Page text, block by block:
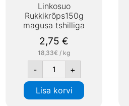
Linkosuo
Rukkikrõps150g
magusa tshilliga
2,75 €
18,33€ / kg
- +
Lisa korvi